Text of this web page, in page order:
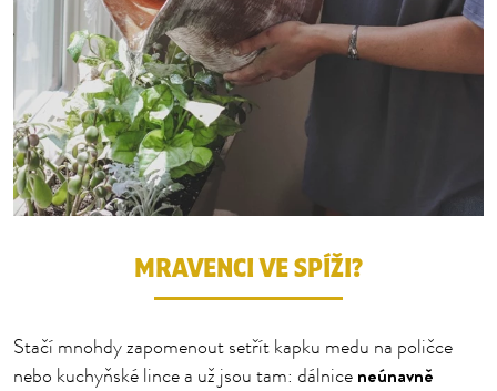
MRAVENCI VE SPÍŽI?
Stačí mnohdy zapomenout setřít kapku medu na poličce
nebo kuchyňské lince a už jsou tam: dálnice neúnavně